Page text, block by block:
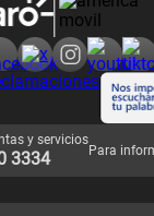
y SE
de Tienda Claro
y servicios
3334 Para